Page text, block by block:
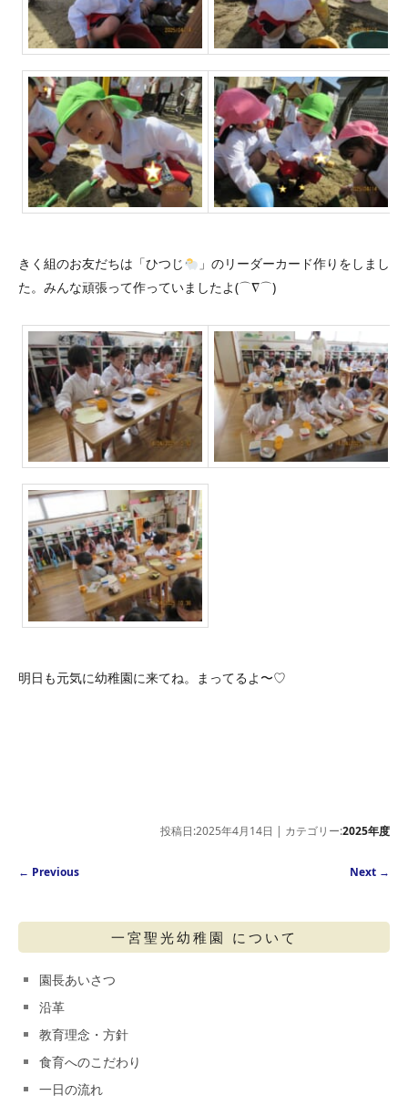
きく組のお友だちは「ひつじ
」のリーダーカード作りをしまし
た。みんな頑張って作っていましたよ(⌒∇⌒)
明日も元気に幼稚園に来てね。まってるよ〜♡
投稿日:2025年4月14日 | カテゴリー:2025年度
Post navigation
← Previous Next →
一宮聖光幼稚園 について
園長あいさつ
沿革
教育理念・方針
食育へのこだわり
一日の流れ